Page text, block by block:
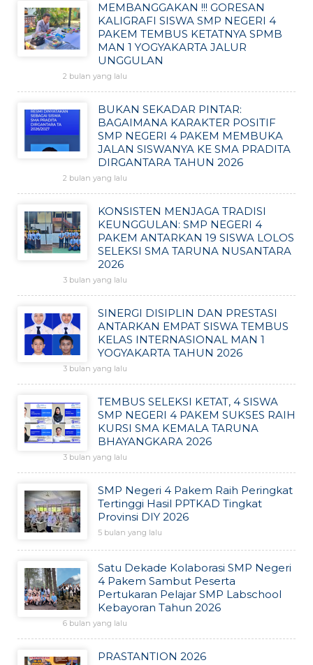
MEMBANGGAKAN !!! GORESAN
KALIGRAFI SISWA SMP NEGERI 4
PAKEM TEMBUS KETATNYA SPMB
MAN 1 YOGYAKARTA JALUR
UNGGULAN
2 bulan yang lalu
BUKAN SEKADAR PINTAR:
BAGAIMANA KARAKTER POSITIF
SMP NEGERI 4 PAKEM MEMBUKA
JALAN SISWANYA KE SMA PRADITA
DIRGANTARA TAHUN 2026
2 bulan yang lalu
KONSISTEN MENJAGA TRADISI
KEUNGGULAN: SMP NEGERI 4
PAKEM ANTARKAN 19 SISWA LOLOS
SELEKSI SMA TARUNA NUSANTARA
2026
3 bulan yang lalu
SINERGI DISIPLIN DAN PRESTASI
ANTARKAN EMPAT SISWA TEMBUS
KELAS INTERNASIONAL MAN 1
YOGYAKARTA TAHUN 2026
3 bulan yang lalu
TEMBUS SELEKSI KETAT, 4 SISWA
SMP NEGERI 4 PAKEM SUKSES RAIH
KURSI SMA KEMALA TARUNA
BHAYANGKARA 2026
3 bulan yang lalu
SMP Negeri 4 Pakem Raih Peringkat
Tertinggi Hasil PPTKAD Tingkat
Provinsi DIY 2026
5 bulan yang lalu
Satu Dekade Kolaborasi SMP Negeri
4 Pakem Sambut Peserta
Pertukaran Pelajar SMP Labschool
Kebayoran Tahun 2026
6 bulan yang lalu
PRASTANTION 2026